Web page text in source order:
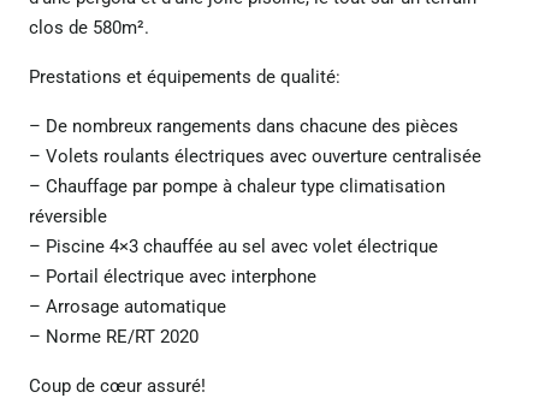
clos de 580m².
Prestations et équipements de qualité:
– De nombreux rangements dans chacune des pièces
– Volets roulants électriques avec ouverture centralisée
– Chauffage par pompe à chaleur type climatisation
réversible
– Piscine 4×3 chauffée au sel avec volet électrique
– Portail électrique avec interphone
– Arrosage automatique
– Norme RE/RT 2020
Coup de cœur assuré!